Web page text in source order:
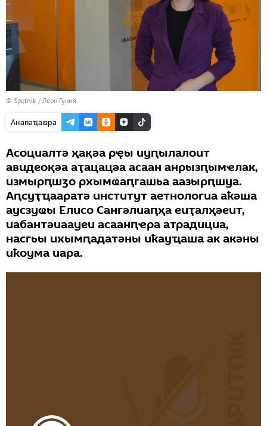
© Sputnik / Леон Гуния
Анапаҵаҩра
Асоциалтә ҳақәа рҿы иуԥылалоит
авидеоқәа аҭацацәа асаан анрызԥымҽлак,
измырԥшӡо рхымҩаԥгашьа аазырԥшуа.
Аԥсуҭҵааратә институт аетнологиа аҟәша
аусзуҩы Елисо Сангәлиаԥҳа еиҭалҳәеит,
иабантәиаауеи асаанԥҽра атрадициа,
насгьы ихымԥадатәны иҟауҵаша ак акәны
иҟоума иара.